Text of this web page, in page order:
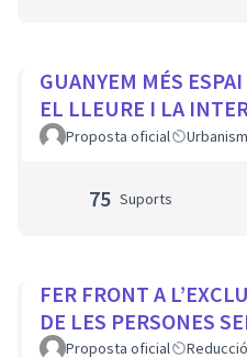
GUANYEM MÉS
EL LLEURE I LA
Proposta oficial
75 Suports
FER FRONT A
DE LES PERSONES
Proposta oficial